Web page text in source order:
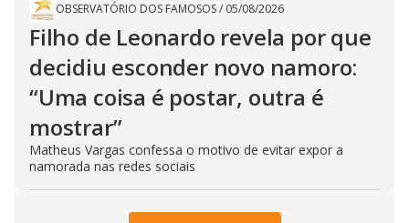
OBSERVATÓRIO DOS FAMOSOS/ 05/08/2026
Filho de Leonardo revela por que
decidiu esconder novo namoro:
“Uma coisa é postar, outra é
mostrar”
Matheus Vargas confessa o motivo de evitar expor a
namorada nas redes sociais